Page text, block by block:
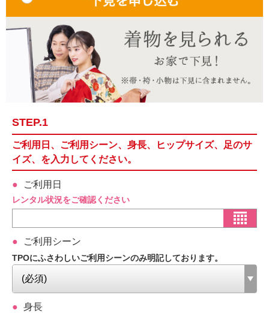
STEP.1
ご利用日、ご利用シーン、身長、ヒップサイズ、足のサ
イズ、を入力してください。
ご利用日
レンタル状況をご確認ください
ご利用シーン
TPOにふさわしいご利用シーンのみ明記しております。
身長